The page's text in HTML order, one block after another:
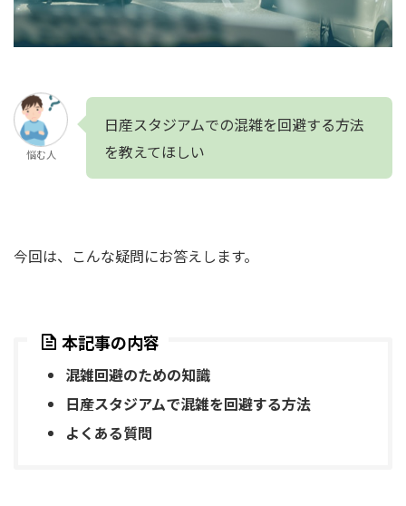
悩む人
日産スタジアムでの混雑を回避する方法
を教えてほしい
今回は、こんな疑問にお答えします。
本記事の内容
混雑回避のための知識
日産スタジアムで混雑を回避する方法
よくある質問